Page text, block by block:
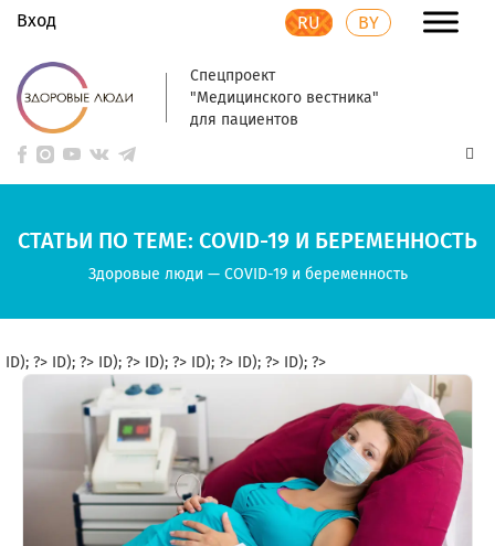
Вход RU BY
Спецпроект
"Медицинского вестника"
для пациентов
СТАТЬИ ПО ТЕМЕ: COVID-19 И БЕРЕМЕННОСТЬ
Здоровые люди — COVID-19 и беременность
ID); ?> ID); ?> ID); ?> ID); ?> ID); ?> ID); ?> ID); ?>